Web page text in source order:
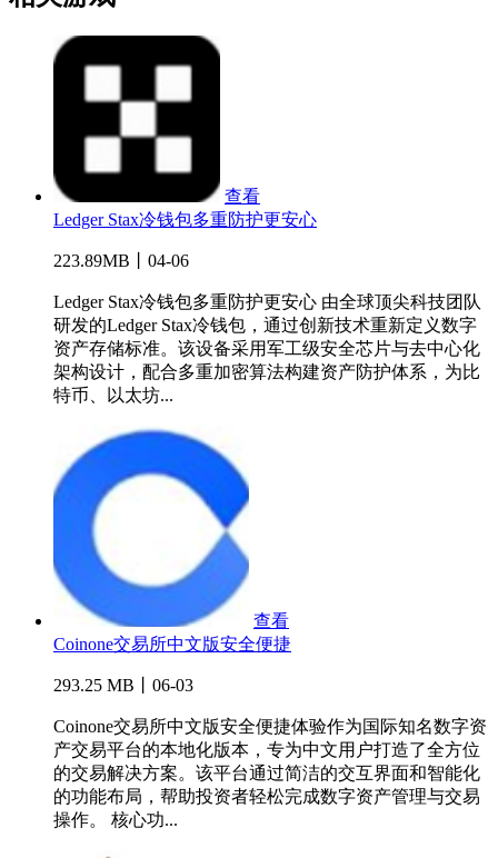
查看
Ledger Stax冷钱包多重防护更安心
223.89MB丨04-06
Ledger Stax冷钱包多重防护更安心 由全球顶尖科技团队
研发的Ledger Stax冷钱包，通过创新技术重新定义数字
资产存储标准。该设备采用军工级安全芯片与去中心化
架构设计，配合多重加密算法构建资产防护体系，为比
特币、以太坊...
查看
Coinone交易所中文版安全便捷
293.25 MB丨06-03
Coinone交易所中文版安全便捷体验作为国际知名数字资
产交易平台的本地化版本，专为中文用户打造了全方位
的交易解决方案。该平台通过简洁的交互界面和智能化
的功能布局，帮助投资者轻松完成数字资产管理与交易
操作。 核心功...